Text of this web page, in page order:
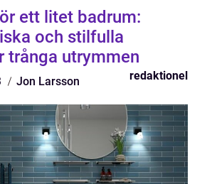
ett litet badrum:
och stilfulla
trånga utrymmen
Jon Larsson redaktionel